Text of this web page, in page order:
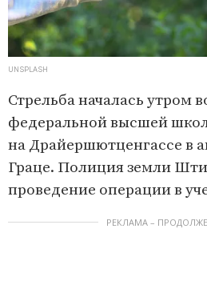
UNSPLASH
Стрельба началась утром
федеральной высшей
на Драйершютценгассе в
Граце. Полиция земли
проведение операции в
РЕКЛАМА –